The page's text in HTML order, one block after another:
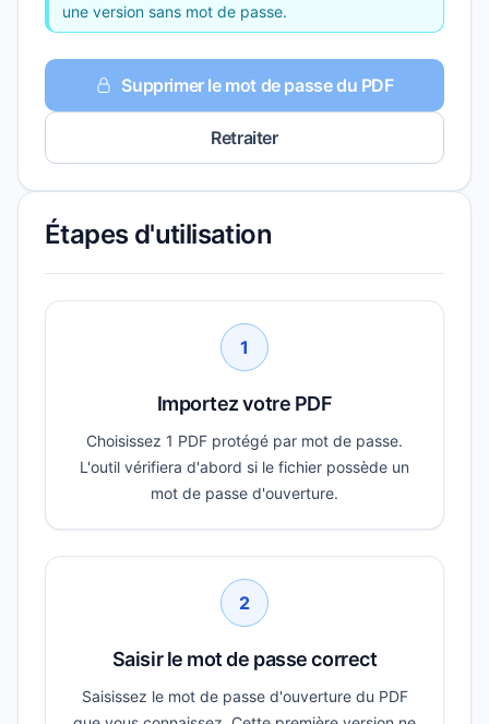
une version sans mot de passe.
Supprimer le mot de passe du PDF
Retraiter
Étapes d'utilisation
1
Importez votre PDF
Choisissez 1 PDF protégé par mot de passe.
L'outil vérifiera d'abord si le fichier possède un
mot de passe d'ouverture.
2
Saisir le mot de passe correct
Saisissez le mot de passe d'ouverture du PDF